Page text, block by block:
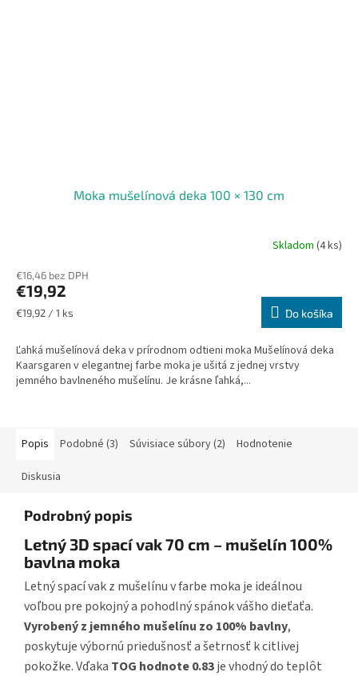
Moka mušelínová deka 100 × 130 cm
Skladom (4 ks)
€16,46 bez DPH
€19,92
Jednotková
€19,92 / 1 ks Do košíka
Ľahká mušelínová deka v prírodnom odtieni moka Mušelínová deka
Kaarsgaren v elegantnej farbe moka je ušitá z jednej vrstvy
jemného bavlneného mušelínu. Je krásne ľahká,...
Popis Podobné (3) Súvisiace súbory (2) Hodnotenie
Diskusia
Podrobný popis
Letný 3D spací vak 70 cm – mušelín 100%
bavlna moka
Letný spací vak z mušelínu v farbe moka je ideálnou
voľbou pre pokojný a pohodlný spánok vášho dieťaťa.
Vyrobený z jemného mušelínu zo 100% bavlny,
poskytuje výbornú priedušnosť a šetrnosť k citlivej
pokožke. Vďaka TOG hodnote 0.83je vhodný do teplôt